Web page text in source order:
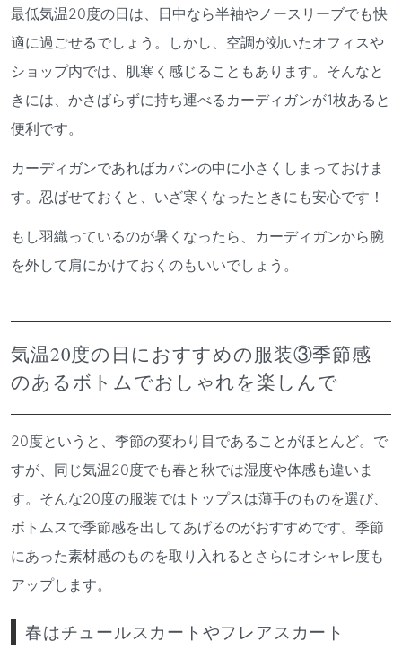
最低気温20度の日は、日中なら半袖やノースリーブでも快
適に過ごせるでしょう。しかし、空調が効いたオフィスや
ショップ内では、肌寒く感じることもあります。そんなと
きには、かさばらずに持ち運べるカーディガンが1枚あると
便利です。
カーディガンであればカバンの中に小さくしまっておけま
す。忍ばせておくと、いざ寒くなったときにも安心です！
もし羽織っているのが暑くなったら、カーディガンから腕
を外して肩にかけておくのもいいでしょう。
気温20度の日におすすめの服装③季節感
のあるボトムでおしゃれを楽しんで
20度というと、季節の変わり目であることがほとんど。で
すが、同じ気温20度でも春と秋では湿度や体感も違いま
す。そんな20度の服装ではトップスは薄手のものを選び、
ボトムスで季節感を出してあげるのがおすすめです。季節
にあった素材感のものを取り入れるとさらにオシャレ度も
アップします。
春はチュールスカートやフレアスカート